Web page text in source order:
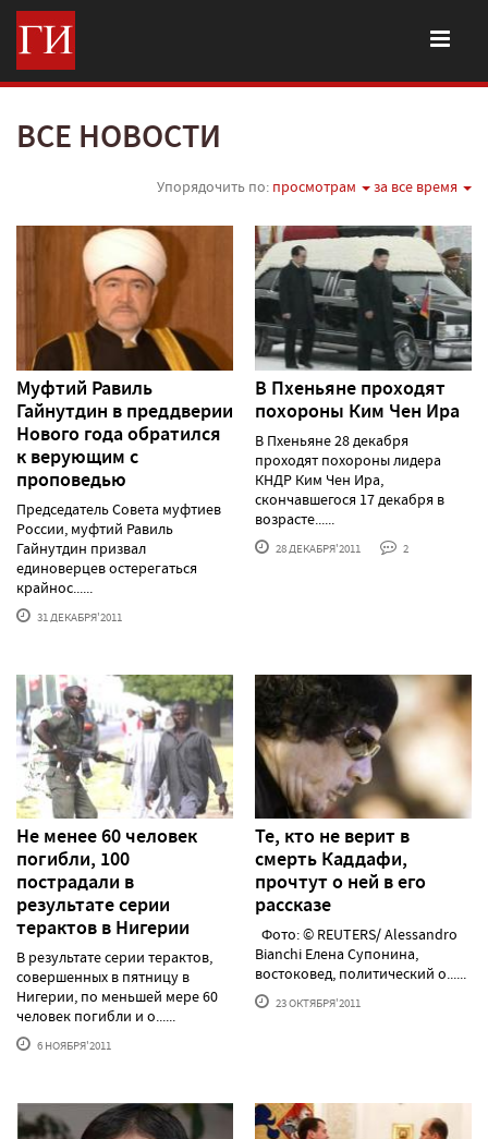
ВСЕ НОВОСТИ
Упорядочить по: просмотрам за все время
Муфтий Равиль
Гайнутдин в преддверии
Нового года обратился
к верующим с
проповедью
Председатель Совета муфтиев
России, муфтий Равиль
Гайнутдин призвал
единоверцев остерегаться
крайнос......
31 ДЕКАБРЯ'2011
В Пхеньяне проходят
похороны Ким Чен Ира
В Пхеньяне 28 декабря
проходят похороны лидера
КНДР Ким Чен Ира,
скончавшегося 17 декабря в
возрасте......
28 ДЕКАБРЯ'2011 2
Не менее 60 человек
погибли, 100
пострадали в
результате серии
терактов в Нигерии
В результате серии терактов,
совершенных в пятницу в
Нигерии, по меньшей мере 60
человек погибли и о......
6 НОЯБРЯ'2011
Те, кто не верит в
смерть Каддафи,
прочтут о ней в его
рассказе
Фото: © REUTERS/ Alessandro
Bianchi Елена Супонина,
востоковед, политический о......
23 ОКТЯБРЯ'2011